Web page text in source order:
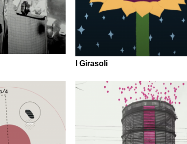
I Girasoli